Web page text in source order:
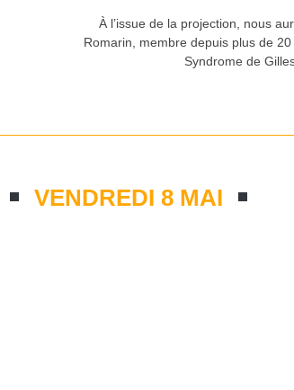
À l’issue de la projection, nous
Romarin, membre depuis plus de
Syndrome de
VENDREDI 8 MAI